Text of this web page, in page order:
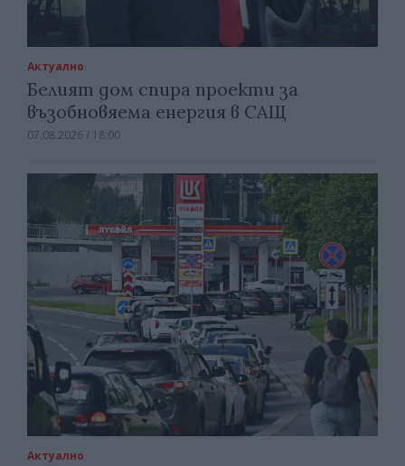
Актуално
Белият дом спира проекти за
възобновяема енергия в САЩ
07.08.2026 / 18:00
Актуално